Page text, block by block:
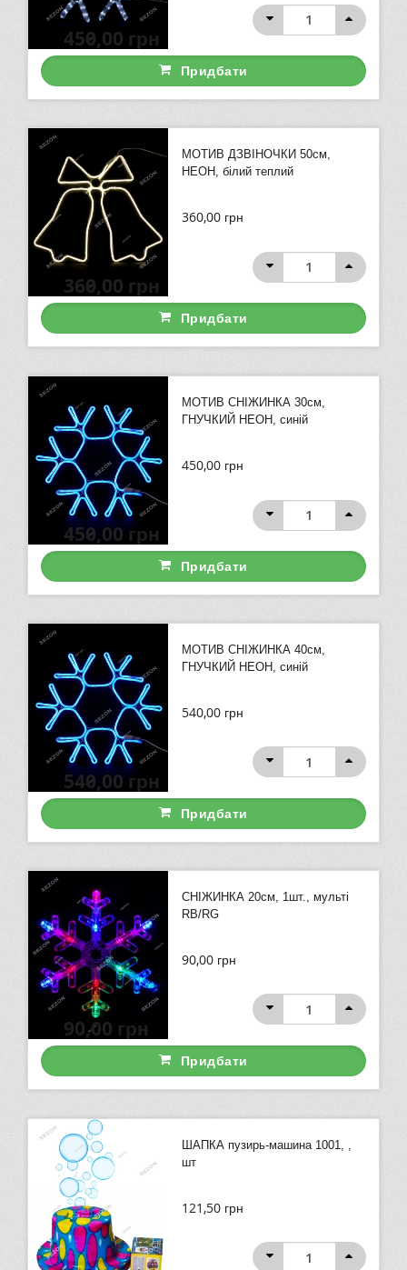
450,00 грн
Придбати
МОТИВ ДЗВІНОЧКИ 50см,
НЕОН, білий теплий
360,00 грн
360,00 грн
Придбати
МОТИВ СНІЖИНКА 30см,
ГНУЧКИЙ НЕОН, синій
450,00 грн
450,00грн
Придбати
МОТИВ СНІЖИНКА 40см,
ГНУЧКИЙ НЕОН, синій
540,00 грн
540,00грн
Придбати
СНІЖИНКА 20см, 1шт., мульті
RB/RG
90,00 грн
90,00 грн
Придбати
ШАПКА пузирь-машина 1001, ,
шт
121,50 грн